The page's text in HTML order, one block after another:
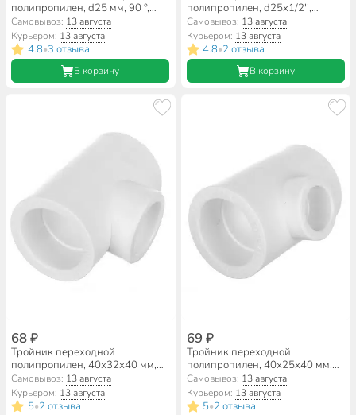
полипропилен, d25 мм, 90 °,
внутренняя/внутренняя, PPR,
белый, RTP
Самовывоз: 13 августа
Курьером: 13 августа
4.8•3 отзыва
В корзину
полипропилен, d25х1/2'',
наружная резьба, белый, RTP
Самовывоз: 13 августа
Курьером: 13 августа
4.8•2 отзыва
В корзину
68 ₽
Тройник переходной
полипропилен, 40х32х40 мм,
белый, RTP
Самовывоз: 13 августа
Курьером: 13 августа
5•2 отзыва
69 ₽
Тройник переходной
полипропилен, 40х25х40 мм,
белый, RTP
Самовывоз: 13 августа
Курьером: 13 августа
5•2 отзыва